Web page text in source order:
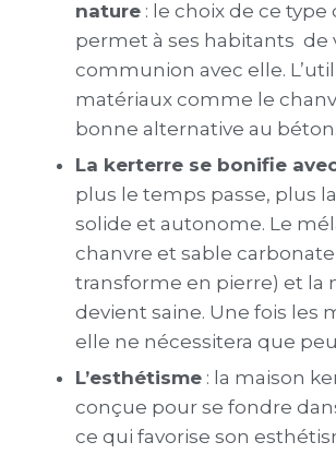
nature: le choix de ce type
permet à ses habitants de
communion avec elle.
matériaux comme le
bonne alternative au béton.
La kerterrese bonifie
plus le temps passe, plus
solide et autonome. Le
chanvre et sable carbonate
transforme en pierre) et la
devient saine. Une fois les
elle ne nécessitera que
L’esthétisme: la maison
conçue pour se fondre
ce qui favorise son